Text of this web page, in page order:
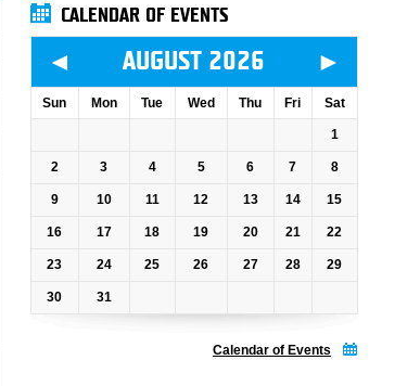
CALENDAR OF EVENTS
◄ AUGUST 2026 ►
Sun Mon Tue Wed Thu Fri Sat
1
2 3 4 5 6 7 8
9 10 11 12 13 14 15
16 17 18 19 20 21 22
23 24 25 26 27 28 29
30 31
Calendar of Events